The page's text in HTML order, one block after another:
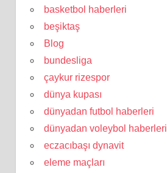
basketbol haberleri
beşiktaş
Blog
bundesliga
çaykur rizespor
dünya kupası
dünyadan futbol haberleri
dünyadan voleybol haberleri
eczacıbaşı dynavit
eleme maçları